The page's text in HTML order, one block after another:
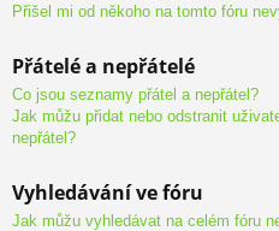
Přišel mi od někoho na tomto fóru
Přátelé a nepřátelé
Co jsou seznamy přátel a nepřátel?
Jak můžu přidat nebo odstranit
nepřátel?
Vyhledávání ve fóru
Jak můžu vyhledávat na celém fóru